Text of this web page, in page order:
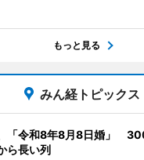
もっと見る
みん経トピックス
「令和8年8月8日婚」
ら長い列